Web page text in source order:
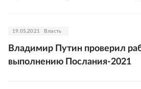
19.05.2021 Власть
Владимир Путин проверил
выполнению Послания-2021